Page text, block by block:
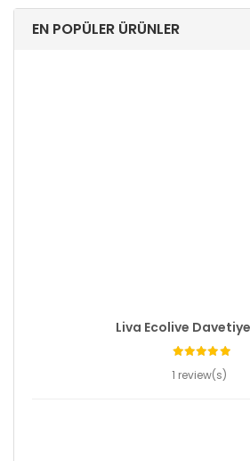
EN POPÜLER ÜRÜNLER
Liva Ecolive
1 review(s)